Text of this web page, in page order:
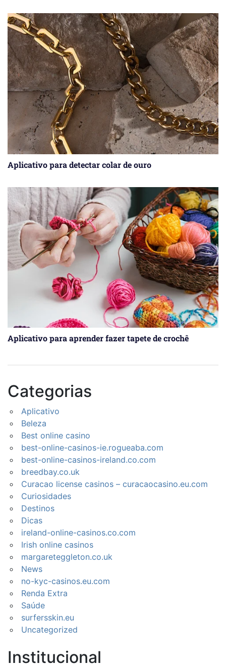
Aplicativo para detectar colar de ouro
Aplicativo para aprender fazer tapete de crochê
Categorias
Aplicativo
Beleza
Best online casino
best-online-casinos-ie.rogueaba.com
best-online-casinos-ireland.co.com
breedbay.co.uk
Curacao license casinos – curacaocasino.eu.com
Curiosidades
Destinos
Dicas
ireland-online-casinos.co.com
Irish online casinos
margareteggleton.co.uk
News
no-kyc-casinos.eu.com
Renda Extra
Saúde
surfersskin.eu
Uncategorized
Institucional